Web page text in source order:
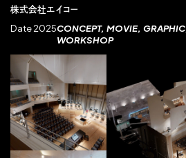
EXHIBITION
EVENT
株式会社エイコー
Date 2025CONCEPT MOVIE GRAPHIC
WORKSHOP